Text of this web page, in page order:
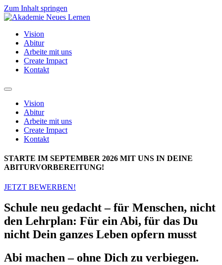
Zum Inhalt springen
Vision
Abitur
Arbeite mit uns
Create Impact
Kontakt
Vision
Abitur
Arbeite mit uns
Create Impact
Kontakt
STARTE IM SEPTEMBER 2026 MIT UNS IN DEINE
ABITURVORBEREITUNG!
JETZT BEWERBEN!
Schule neu gedacht – für Menschen, nicht
den Lehrplan: Für ein Abi, für das Du
nicht Dein ganzes Leben opfern musst
Abi machen – ohne Dich zu verbiegen.